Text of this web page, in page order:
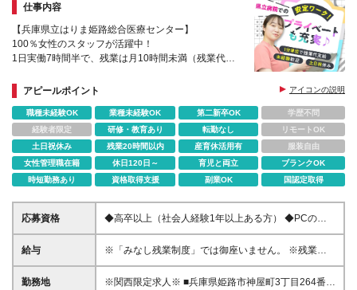
仕事内容
【兵庫県立はりま姫路総合医療センター】
100％女性のスタッフが活躍中！
1日実働7時間半で、残業は月10時間未満（残業代は
未経験から医療貢献できるレアな職場です。
アピールポイント アイコンの説明
職種未経験OK 業種未経験OK 第二新卒OK
学歴不問
経験者限定
研修・教育あり 転勤なし
リモートOK
土日祝休み
残業20時間以内 産育休活用有
服装自由
女性管理職在籍
休日120日～ 育児と両立
ブランクOK
時短勤務あり
資格取得支援 副業OK 国認定取得
応募資格
◆高卒以上（社会人経験1年以上ある方） ◆PCの入
力操作ができる方（ローマ字入力ができること） ◇
積極採用中のため採用率が高めです！
給与
※「みなし残業制度」では御座いません。 ※残業代1
分単位で別途全額支給となります。 月給195,200円～
＋残業代 ◆入社後2ヶ月試用期間／時給1,270円、そ
勤務地
※関西限定求人※ ■兵庫県姫路市神屋町3丁目264番